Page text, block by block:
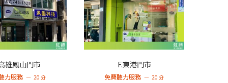
雄鳳山門市
力服務 20 分
F.東港門市
免費聽力服務 20 分